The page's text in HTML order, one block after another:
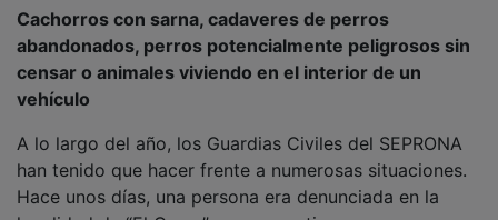
abandonados, perros potencialmente peligrosos sin
censar o animales viviendo en el interior de un
vehículo
han tenido que hacer frente a numerosas situaciones.
Hace unos días, una persona era denunciada en la
localidad de “El Casar” por no gestionar